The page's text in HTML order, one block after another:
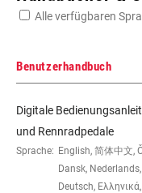
KLICKPLATTEN
Alle verfügbaren
Benutzerhandbuch
Digitale
und Rennradpedale
Sprache: English, 简体中文,
Dansk,
Deutsch,